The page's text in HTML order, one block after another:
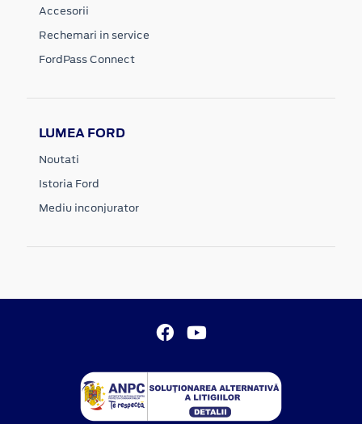
Accesorii
Rechemari in service
FordPass Connect
LUMEA FORD
Noutati
Istoria Ford
Mediu inconjurator